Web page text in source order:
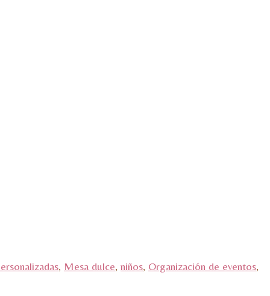
, Mesa dulce, niños, Organización de eventos,